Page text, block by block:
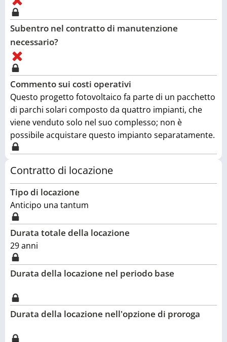
Subentro nel contratto di manutenzione
necessario?
Commento sui costi operativi
Questo progetto fotovoltaico fa parte di un pacchetto
di parchi solari composto da quattro impianti, che
viene venduto solo nel suo complesso; non è
possibile acquistare questo impianto separatamente.
Contratto di locazione
Tipo di locazione
Anticipo una tantum
Durata totale della locazione
29anni
Durata della locazione nel periodo base
Durata della locazione nell'opzione di proroga